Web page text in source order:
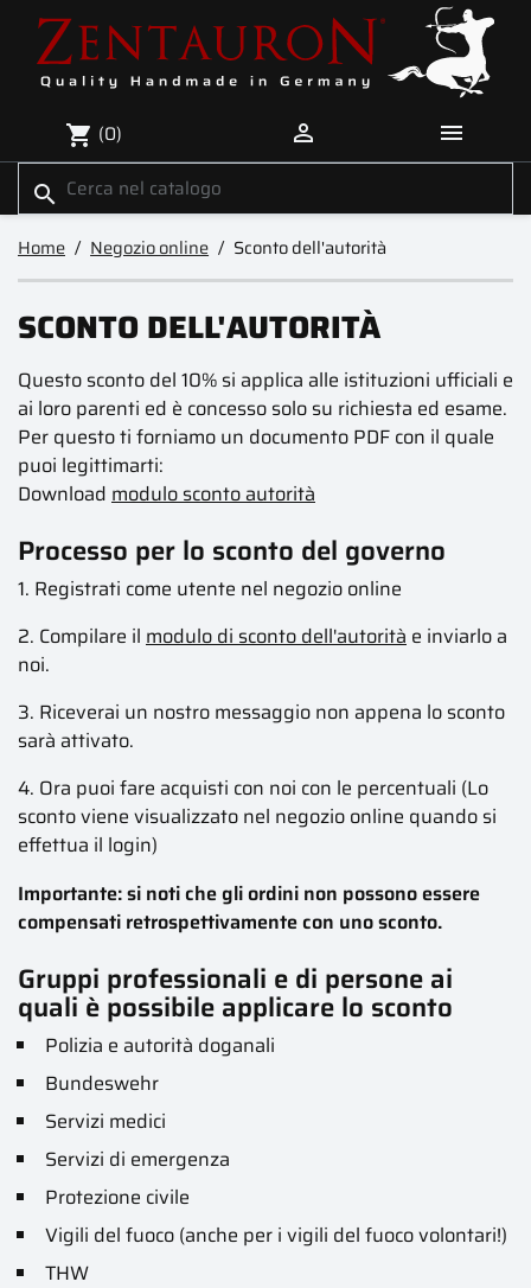
shopping_cart (0)  
search
Home Negozio online Sconto dell'autorità
SCONTO DELL'AUTORITÀ
Questo sconto del 10% si applica alle istituzioni ufficiali e
ai loro parenti ed è concesso solo su richiesta ed esame.
Per questo ti forniamo un documento PDF con il quale
puoi legittimarti:
Download modulo sconto autorità
Processo per lo sconto del governo
1. Registrati come utente nel negozio online
2. Compilare il modulo di sconto dell'autorità e inviarlo a
noi.
3. Riceverai un nostro messaggio non appena lo sconto
sarà attivato.
4. Ora puoi fare acquisti con noi con le percentuali (Lo
sconto viene visualizzato nel negozio online quando si
effettua il login)
Importante: si noti che gli ordini non possono essere
compensati retrospettivamente con uno sconto.
Gruppi professionali e di persone ai
quali è possibile applicare lo sconto
Polizia e autorità doganali
Bundeswehr
Servizi medici
Servizi di emergenza
Protezione civile
Vigili del fuoco (anche per i vigili del fuoco volontari!)
THW